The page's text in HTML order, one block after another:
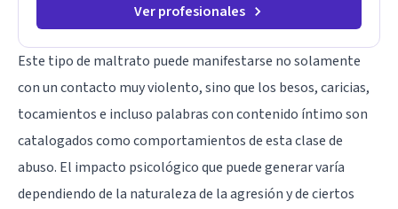
Ver profesionales
Este tipo de maltrato puede manifestarse no solamente
con un contacto muy violento, sino que los besos, caricias,
tocamientos e incluso palabras con contenido íntimo son
catalogados como comportamientos de esta clase de
abuso. El impacto psicológico que puede generar varía
dependiendo de la naturaleza de la agresión y de ciertos